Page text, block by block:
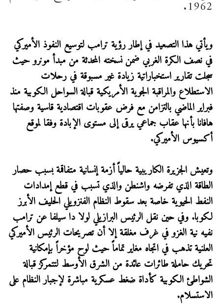
1962.
ويأتي هذا التصعيد في إطار رؤية ترامب لتوسيع النفوذ الأميركي
في نصف الكرة الغربي ضمن نسخته المحدثة من مبدأ مونرو حيث
سجلت تقارير استخباراتية زيادة غير مسبوقة في رحلات
الاستطلاع والمراقبة الجوية الأمريكية قبالة السواحل الكوبية منذ
فبراير الماضي بالتزامن مع فرض عقوبات اقتصادية قاسية وصفتها
هافانا بأنها عقاب جماعي يرقى إلى مستوى الإبادة وفقا لموقع
أكسيوس الأميركي.
وتعيش الجزيرة الكاريبية حالياً أزمة إنسانية متفاقمة بسبب حصار
الطاقة الذي تفرضه واشنطن والذي تسبب في قطع إمدادات
النفط الحيوية خاصة بعد سقوط النظام الفنزويلي الحليف الأبرز
لكوبا. وفي حين نقل الرئيس البرازيلي لولا دا سيلفا عن ترامب
نفيه نية الغزو في غرف مغلقة إلا أن تصريحات الرئيس الأميركي
العلنية تذهب في اتجاه مغاير تماماً حيث لوح مؤخراً بإمكانية
تحريك حاملة طائرات عائدة من الشرق الأوسط لتتمركز قبالة
الشواطئ الكوبية كأداة ضغط عسكرية مباشرة لإجبار النظام على
الاستسلام.